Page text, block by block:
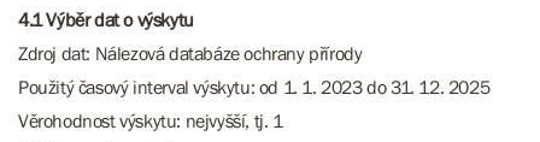
4.1 Výběr dat o výskytu
Zdroj dat: Nálezová databáze ochrany přírody
Použitý časový interval výskytu: od 1. 1. 2023 do 31. 12. 2025
Věrohodnost výskytu: nejvyšší, tj. 1